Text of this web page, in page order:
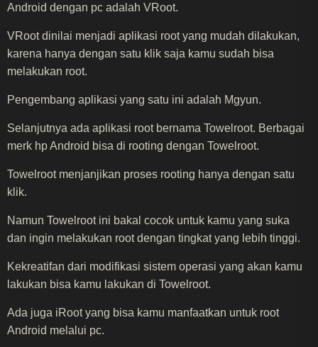
Android dengan pc adalah VRoot.
VRoot dinilai menjadi aplikasi root yang mudah dilakukan,
karena hanya dengan satu klik saja kamu sudah bisa
melakukan root.
Pengembang aplikasi yang satu ini adalah Mgyun.
Selanjutnya ada aplikasi root bernama Towelroot. Berbagai
merk hp Android bisa di rooting dengan Towelroot.
Towelroot menjanjikan proses rooting hanya dengan satu
klik.
Namun Towelroot ini bakal cocok untuk kamu yang suka
dan ingin melakukan root dengan tingkat yang lebih tinggi.
Kekreatifan dari modifikasi sistem operasi yang akan kamu
lakukan bisa kamu lakukan di Towelroot.
Ada juga iRoot yang bisa kamu manfaatkan untuk root
Android melalui pc.